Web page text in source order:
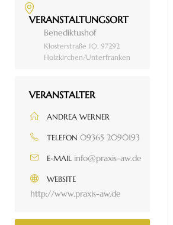
VERANSTALTUNGSORT
Benediktushof
Klosterstraße 10, 97292
Holzkirchen/Unterfranken
VERANSTALTER
ANDREA WERNER
TELEFON 09365 2090193
E-MAIL info@praxis-aw.de
WEBSITE
http://www.praxis-aw.de